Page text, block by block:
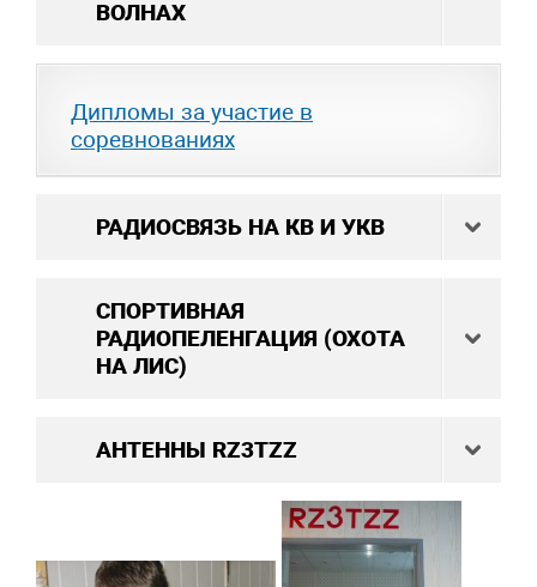
ВОЛНАХ
Дипломы за участие в
соревнованиях
РАДИОСВЯЗЬ НА КВ И УКВ
СПОРТИВНАЯ
РАДИОПЕЛЕНГАЦИЯ (ОХОТА
НА ЛИС)
АНТЕННЫ RZ3TZZ